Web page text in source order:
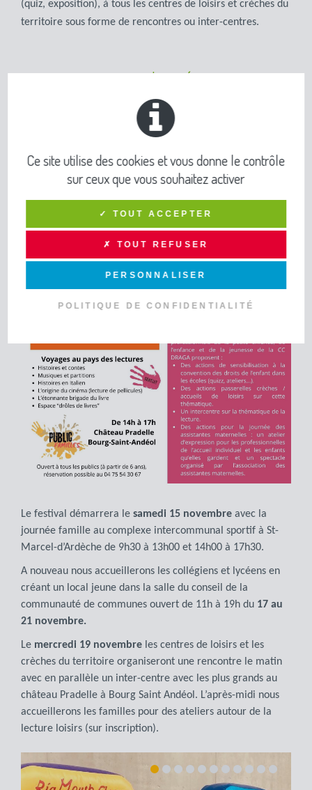
(quiz, exposition), à tous les centres de loisirs et crèches du
territoire sous forme de rencontres ou inter-centres.
Et pour 2025 quoi de prévu ?
Le festival démarrera le samedi 15 novembre avec la
journée famille au complexe intercommunal sportif à St-
Marcel-d’Ardèche de 9h30 à 13h00 et 14h00 à 17h30.
A nouveau nous accueillerons les collégiens et lycéens en
créant un local jeune dans la salle du conseil de la
communauté de communes ouvert de 11h à 19h du 17 au
21 novembre.
Le mercredi 19 novembre les centres de loisirs et les
crèches du territoire organiseront une rencontre le matin
avec en parallèle un inter-centre avec les plus grands au
château Pradelle à Bourg Saint Andéol. L’après-midi nous
accueillerons les familles pour des ateliers autour de la
lecture loisirs (sur inscription).
Ce site utilise des cookies et vous donne le contrôle
sur ceux que vous souhaitez activer
✓ TOUT ACCEPTER
✗ TOUT REFUSER
PERSONNALISER
POLITIQUE DE CONFIDENTIALITÉ